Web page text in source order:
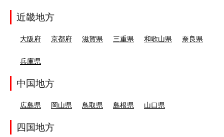
近畿地方
大阪府 京都府 滋賀県 三重県 和歌山県 奈良県
兵庫県
中国地方
広島県 岡山県 鳥取県 島根県 山口県
四国地方